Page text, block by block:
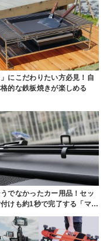
」にこだわりたい方必見！自
的な鉄板焼きが楽しめる
でなかったカー用品！セッ
付けも約1秒で完了する「マ…